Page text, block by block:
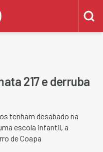
217 e derruba
tenham desabado na
escola infantil, a
de Coapa